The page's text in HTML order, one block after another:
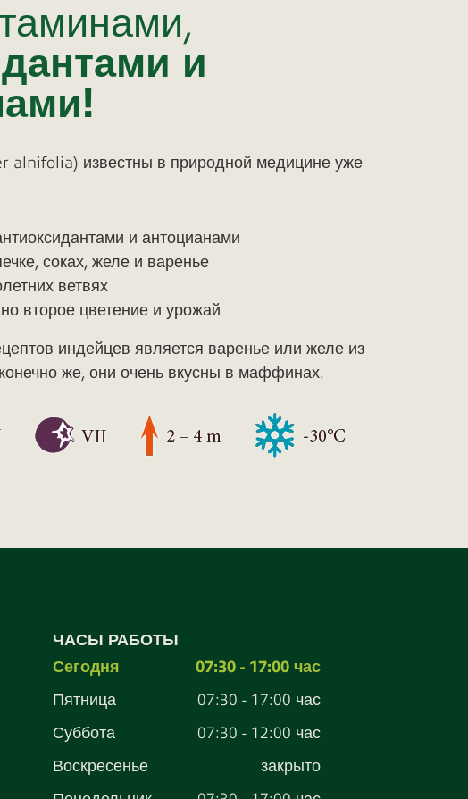
и
alnifolia) известны в природной медицине уже
и антоцианами
соках, желе и варенье
ветвях
второе цветение и урожай
индейцев является варенье или желе из
же, они очень вкусны в маффинах.
ЧАСЫ РАБОТЫ
Сегодня
07:30 - 17:00 час
Пятница
07:30 - 17:00 час
Суббота
07:30 - 12:00 час
Воскресенье
закрыто